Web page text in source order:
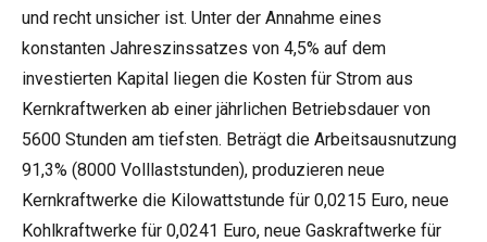
und recht unsicher ist. Unter der Annahme eines
konstanten Jahreszinssatzes von 4,5% auf dem
investierten Kapital liegen die Kosten für Strom aus
Kernkraftwerken ab einer jährlichen Betriebsdauer von
5600 Stunden am tiefsten. Beträgt die Arbeitsausnutzung
91,3% (8000 Volllaststunden), produzieren neue
Kernkraftwerke die Kilowattstunde für 0,0215 Euro, neue
Kohlkraftwerke für 0,0241 Euro, neue Gaskraftwerke für